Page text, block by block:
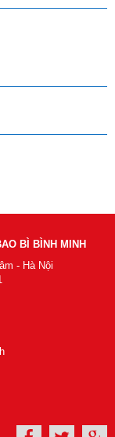
BÌ BÌNH MINH
- Hà Nội